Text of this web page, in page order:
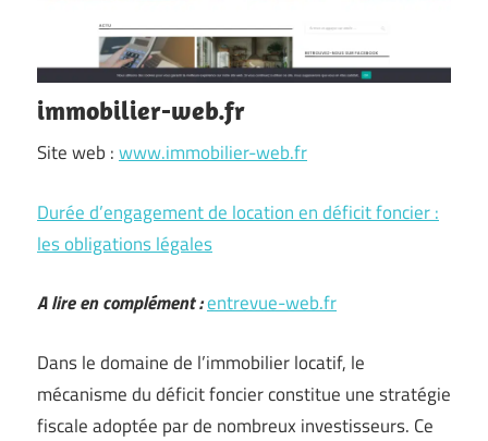
immobilier-web.fr
Site web :www.immobilier-web.fr
Durée d’engagement de location en déficit foncier :
les obligations légales
A lire en complément :entrevue-web.fr
Dans le domaine de l’immobilier locatif, le
mécanisme du déficit foncier constitue une stratégie
fiscale adoptée par de nombreux investisseurs. Ce